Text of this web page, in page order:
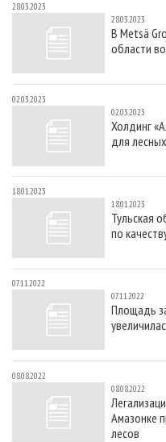
28.03.2023
28.03.2023
В Metsä
области
02.03.2023
02.03.2023
Холдинг
для
18.01.2023
18.01.2023
Тульская
по
07.11.2022
07.11.2022
Площадь
08.08.2022
08.08.2022
Амазонке
лесов